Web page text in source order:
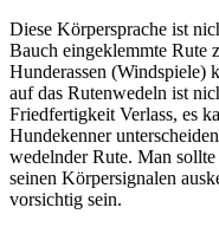
Diese Körpersprache ist
Bauch eingeklemmte Rute
Hunderassen (Windspiele)
auf das Rutenwedeln ist
Friedfertigkeit Verlass, es
Hundekenner
wedelnder Rute. Man
seinen Körpersignalen
vorsichtig sein.